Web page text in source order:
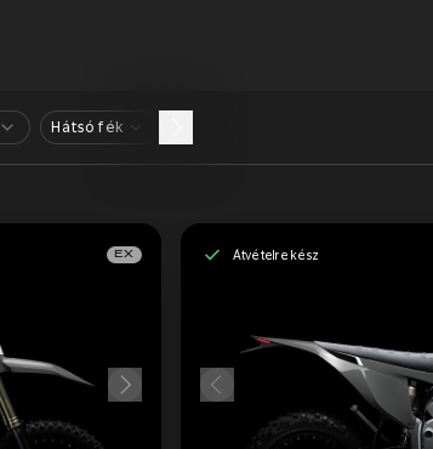
Hátsó fék
EX Átvételre kész